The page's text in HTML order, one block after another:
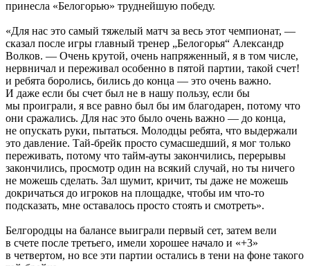
принесла «Белогорью» труднейшую победу.
«Для нас это самый тяжелый матч за весь этот чемпионат, —
сказал после игры главный тренер „Белогорья“ Александр
Волков. — Очень крутой, очень напряженный, я в том числе,
нервничал и переживал особенно в пятой партии, такой счет!
и ребята боролись, бились до конца — это очень важно.
И даже если бы счет был не в нашу пользу, если бы
мы проиграли, я все равно был бы им благодарен, потому что
они сражались. Для нас это было очень важно — до конца,
не опускать руки, пытаться. Молодцы ребята, что выдержали
это давление. Тай-брейк просто сумасшедший, я мог только
переживать, потому что тайм-ауты закончились, перерывы
закончились, просмотр один на всякий случай, но ты ничего
не можешь сделать. Зал шумит, кричит, ты даже не можешь
докричаться до игроков на площадке, чтобы им что-то
подсказать, мне оставалось просто стоять и смотреть».
Белгородцы на балансе выиграли первый сет, затем вели
в счете после третьего, имели хорошее начало и «+3»
в четвертом, но все эти партии остались в тени на фоне такого